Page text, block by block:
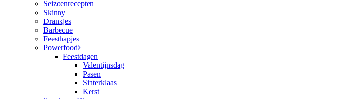
Seizoenrecepten
Skinny
Drankjes
Barbecue
Feesthapjes
Powerfood
Feestdagen
Valentijnsdag
Pasen
Sinterklaas
Kerst